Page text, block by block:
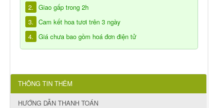
2. Giao gấp trong 2h
3. Cam kết hoa tươi trên 3 ngày
4. Giá chưa bao gồm hoá đơn điện tử
THÔNG TIN THÊM
HƯỚNG DẪN THANH TOÁN